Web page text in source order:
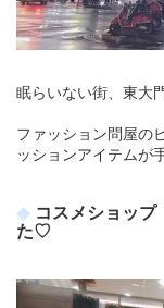
眠らいない街、東大門
ファッション問屋の
ッションアイテムが
コスメショッ
た♡